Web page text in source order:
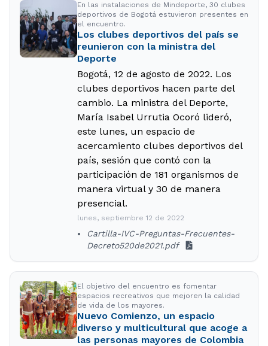
En las instalaciones de Mindeporte, 30 clubes
deportivos de Bogotá estuvieron presentes en
el encuentro.
Los clubes deportivos del país se
reunieron con la ministra del
Deporte
Bogotá, 12 de agosto de 2022. Los
clubes deportivos hacen parte del
cambio. La ministra del Deporte,
María Isabel Urrutia Ocoró lideró,
este lunes, un espacio de
acercamiento clubes deportivos del
país, sesión que contó con la
participación de 181 organismos de
manera virtual y 30 de manera
presencial.
lunes, septiembre 12 de 2022
Cartilla-IVC-Preguntas-Frecuentes-
Decreto520de2021.pdf
El objetivo del encuentro es fomentar
espacios recreativos que mejoren la calidad
de vida de los mayores.
Nuevo Comienzo, un espacio
diverso y multicultural que acoge a
las personas mayores de Colombia